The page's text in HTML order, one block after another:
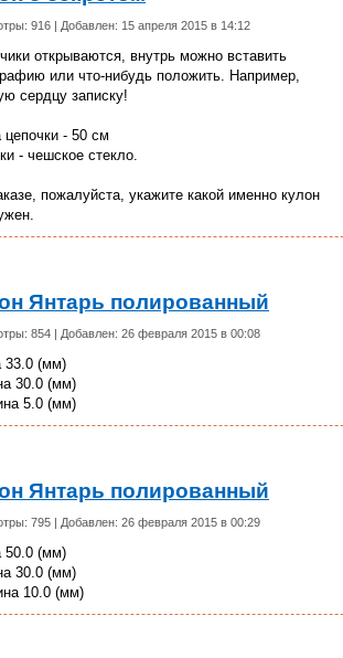
916 | Добавлен: 15 апреля 2015 в 14:12
открываются, внутрь можно вставить
или что-нибудь положить. Например,
сердцу записку!
- 50 см
- чешское стекло.
пожалуйста, укажите какой именно кулон
Янтарь полированный
854 | Добавлен: 26 февраля 2015 в 00:08
33.0 (мм)
30.0 (мм)
5.0 (мм)
Янтарь полированный
795 | Добавлен: 26 февраля 2015 в 00:29
50.0 (мм)
30.0 (мм)
10.0 (мм)